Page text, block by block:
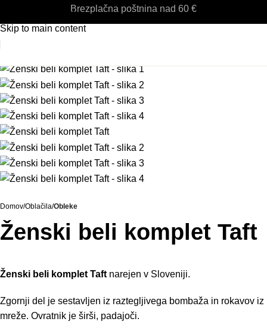
Skip to navigation
Skip to main content
Brezplačna poštnina nad 60 €
Domov Oblačila Obleke
Ženski beli komplet Taft
Ženski beli komplet Taft narejen v Sloveniji.
Zgornji del je sestavljen iz raztegljivega bombaža in rokavov iz
mreže. Ovratnik je širši, padajoči.